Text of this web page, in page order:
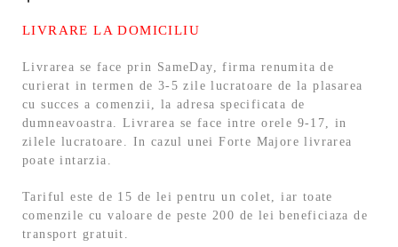
LIVRARE LA DOMICILIU
Livrarea se face prin SameDay, firma renumita de
curierat in termen de 3-5 zile lucratoare de la plasarea
cu succes a comenzii, la adresa specificata de
dumneavoastra. Livrarea se face intre orele 9-17, in
zilele lucratoare. In cazul unei Forte Majore livrarea
poate intarzia.
Tariful este de 15 de lei pentru un colet, iar toate
comenzile cu valoare de peste 200 de lei beneficiaza de
transport gratuit.